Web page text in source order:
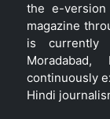
the e-
magazine
is currently
continuously
Hindi